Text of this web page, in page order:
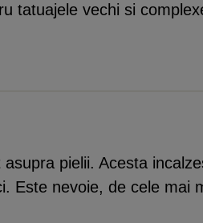
tatuajele vechi si
pielii. Acesta
Este nevoie, de cele mai